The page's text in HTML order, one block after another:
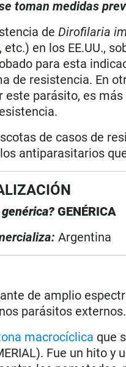
toman medidas
deDirofilaria
, etc.) en los EE.UU.,
para esta
de resistencia. En
parásito, es
de casos de
antiparasitarios
genérica?GENÉRICA
Argentina
de amplio
parásitos externos.
macrocíclica que
Fue un hito